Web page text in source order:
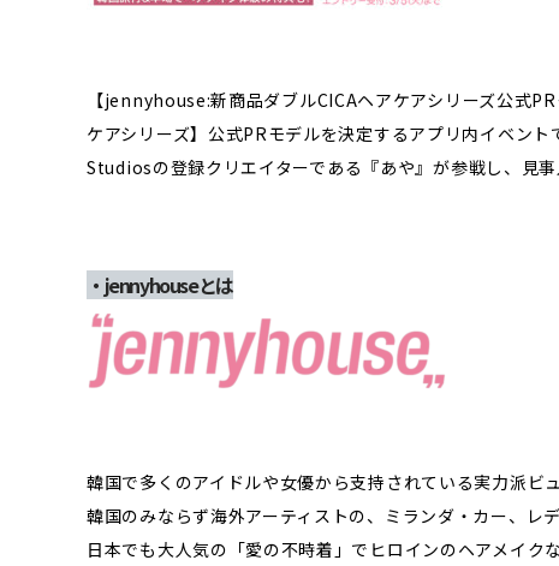
【jennyhouse:新商品ダブルCICAヘアケアシリーズ公式
ケアシリーズ】公式PRモデルを決定するアプリ内イベン
Studiosの登録クリエイターである『あや』が参戦し、見事
・jennyhouseとは
韓国で多くのアイドルや女優から支持されている実力派ビ
韓国のみならず海外アーティストの、ミランダ・カー、レ
日本でも大人気の「愛の不時着」でヒロインのヘアメイク